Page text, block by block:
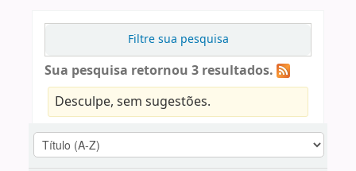
Filtre sua pesquisa
Sua pesquisa retornou 3 resultados.
Desculpe, sem sugestões.